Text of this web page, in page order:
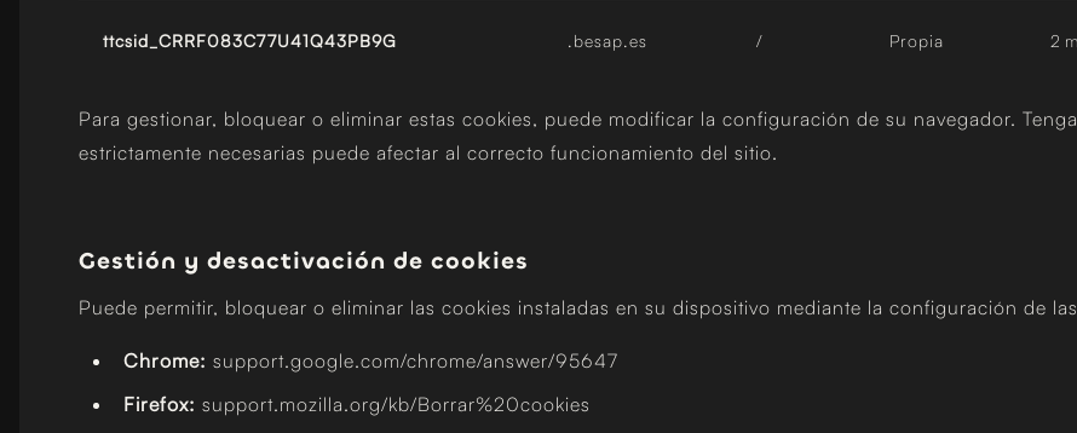
ttcsid_CRRF083C77U41Q43PB9G .besap.es / Propia 2
Para gestionar, bloquear o eliminar estas cookies, puede modificar la configuración de su navegador.
estrictamente necesarias puede afectar al correcto funcionamiento del sitio.
Gestión y desactivación de cookies
Puede permitir, bloquear o eliminar las cookies instaladas en su dispositivo mediante la configuración de
Chrome: support.google.com/chrome/answer/95647
Firefox: support.mozilla.org/kb/Borrar%20cookies